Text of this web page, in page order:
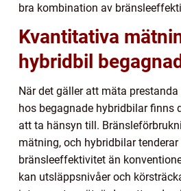
bra kombination av
Kvantitativa
hybridbil
När det gäller att mäta
hos begagnade hybridbilar finns
att ta hänsyn till.
mätning, och hybridbilar
bränsleeffektivitet än
kan utsläppsnivåer och